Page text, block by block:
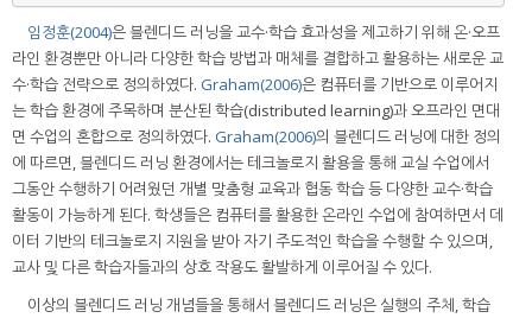
임정훈(2004)은 블렌디드 러닝을 교수·학습 효과성을 제고하기 위해 온·오프
라인 환경뿐만 아니라 다양한 학습 방법과 매체를 결합하고 활용하는 새로운 교
수·학습 전략으로 정의하였다. Graham(2006)은 컴퓨터를 기반으로 이루어지
는 학습 환경에 주목하며 분산된 학습(distributed learning)과 오프라인 면대
면 수업의 혼합으로 정의하였다. Graham(2006)의 블렌디드 러닝에 대한 정의
에 따르면, 블렌디드 러닝 환경에서는 테크놀로지 활용을 통해 교실 수업에서
그동안 수행하기 어려웠던 개별 맞춤형 교육과 협동 학습 등 다양한 교수·학습
활동이 가능하게 된다. 학생들은 컴퓨터를 활용한 온라인 수업에 참여하면서 데
이터 기반의 테크놀로지 지원을 받아 자기 주도적인 학습을 수행할 수 있으며,
교사 및 다른 학습자들과의 상호 작용도 활발하게 이루어질 수 있다.
이상의 블렌디드 러닝 개념들을 통해서 블렌디드 러닝은 실행의 주체, 학습